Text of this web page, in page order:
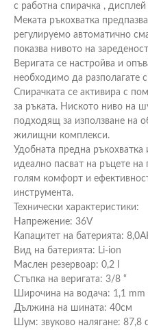
с работна спирачка ,
Меката ръкохватка
регулируемо автоматично
показва нивото на
Веригата се настройва и
необходимо да разполагате
Спирачката се активира с
за ръката. Ниското ниво на
подходящ за използване на
жилищни комплекси.
Удобната предна ръкохватка
идеално пасват на ръцете на
голям комфорт и
инструмента.
Технически характеристики:
Напрежение: 36V
Капацитет на батерията:
Вид на батерията: Li-ion
Маслен резервоар: 0,2 l
Стъпка на веригата: 3/8 “
Широчина на водача: 1,1 mm
Дължина на шината: 40cм
Шум: звуково налягане: 87,8